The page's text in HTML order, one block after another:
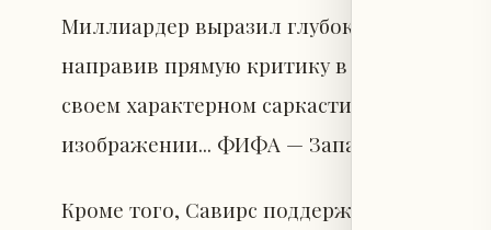
Миллиардер выразил глубокое
направив прямую критику в адрес
своем характерном саркастическом
изображении... ФИФА — Запата».
Кроме того, Савирс поддержал резкие